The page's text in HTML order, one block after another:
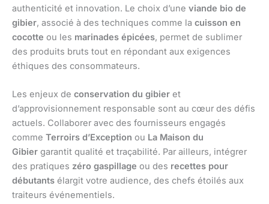
authenticité et innovation. Le choix d’une viande bio de
gibier, associé à des techniques comme la cuisson en
cocotte ou les marinades épicées, permet de sublimer
des produits bruts tout en répondant aux exigences
éthiques des consommateurs.
Les enjeux de conservation du gibier et
d’approvisionnement responsable sont au cœur des défis
actuels. Collaborer avec des fournisseurs engagés
comme Terroirs d’Exception ou La Maison du
Gibier garantit qualité et traçabilité. Par ailleurs, intégrer
des pratiques zéro gaspillage ou des recettes pour
débutants élargit votre audience, des chefs étoilés aux
traiteurs événementiels.